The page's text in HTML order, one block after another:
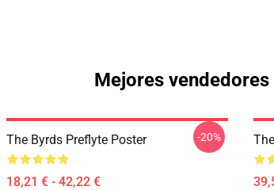
Mejores
The Byrds Preflyte Poster
18,21 € - 42,22 €
-20%